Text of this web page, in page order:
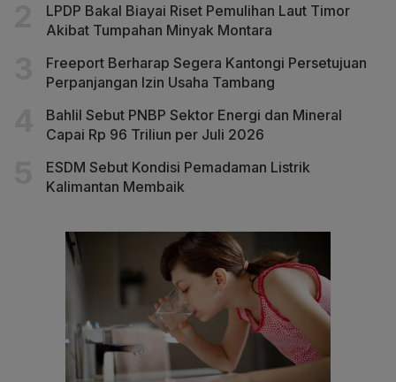
LPDP Bakal Biayai Riset Pemulihan Laut Timor
Akibat Tumpahan Minyak Montara
Freeport Berharap Segera Kantongi Persetujuan
Perpanjangan Izin Usaha Tambang
Bahlil Sebut PNBP Sektor Energi dan Mineral
Capai Rp 96 Triliun per Juli 2026
ESDM Sebut Kondisi Pemadaman Listrik
Kalimantan Membaik